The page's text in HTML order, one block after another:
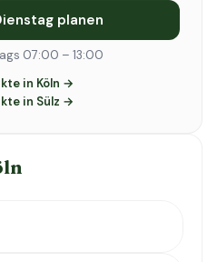
planen
07:00 – 13:00
in Köln →
in Sülz →